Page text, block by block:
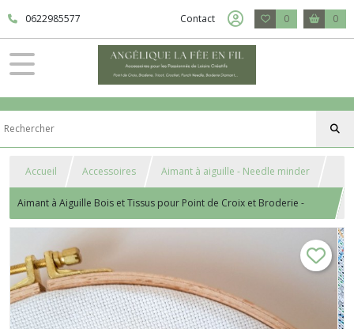
0622985577 Contact 0 0
Accueil Accessoires Aimant à aiguille - Needle minder
Aimant à Aiguille Bois et Tissus pour Point de Croix et Broderie -